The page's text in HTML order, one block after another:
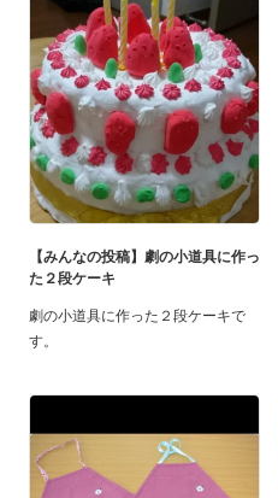
【みんなの投稿】劇の小道具に作っ
た２段ケーキ
劇の小道具に作った２段ケーキで
す。